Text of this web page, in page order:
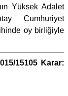
Yüksek Adalet
Cumhuriyet
oy birliğiyle
15105 Karar: